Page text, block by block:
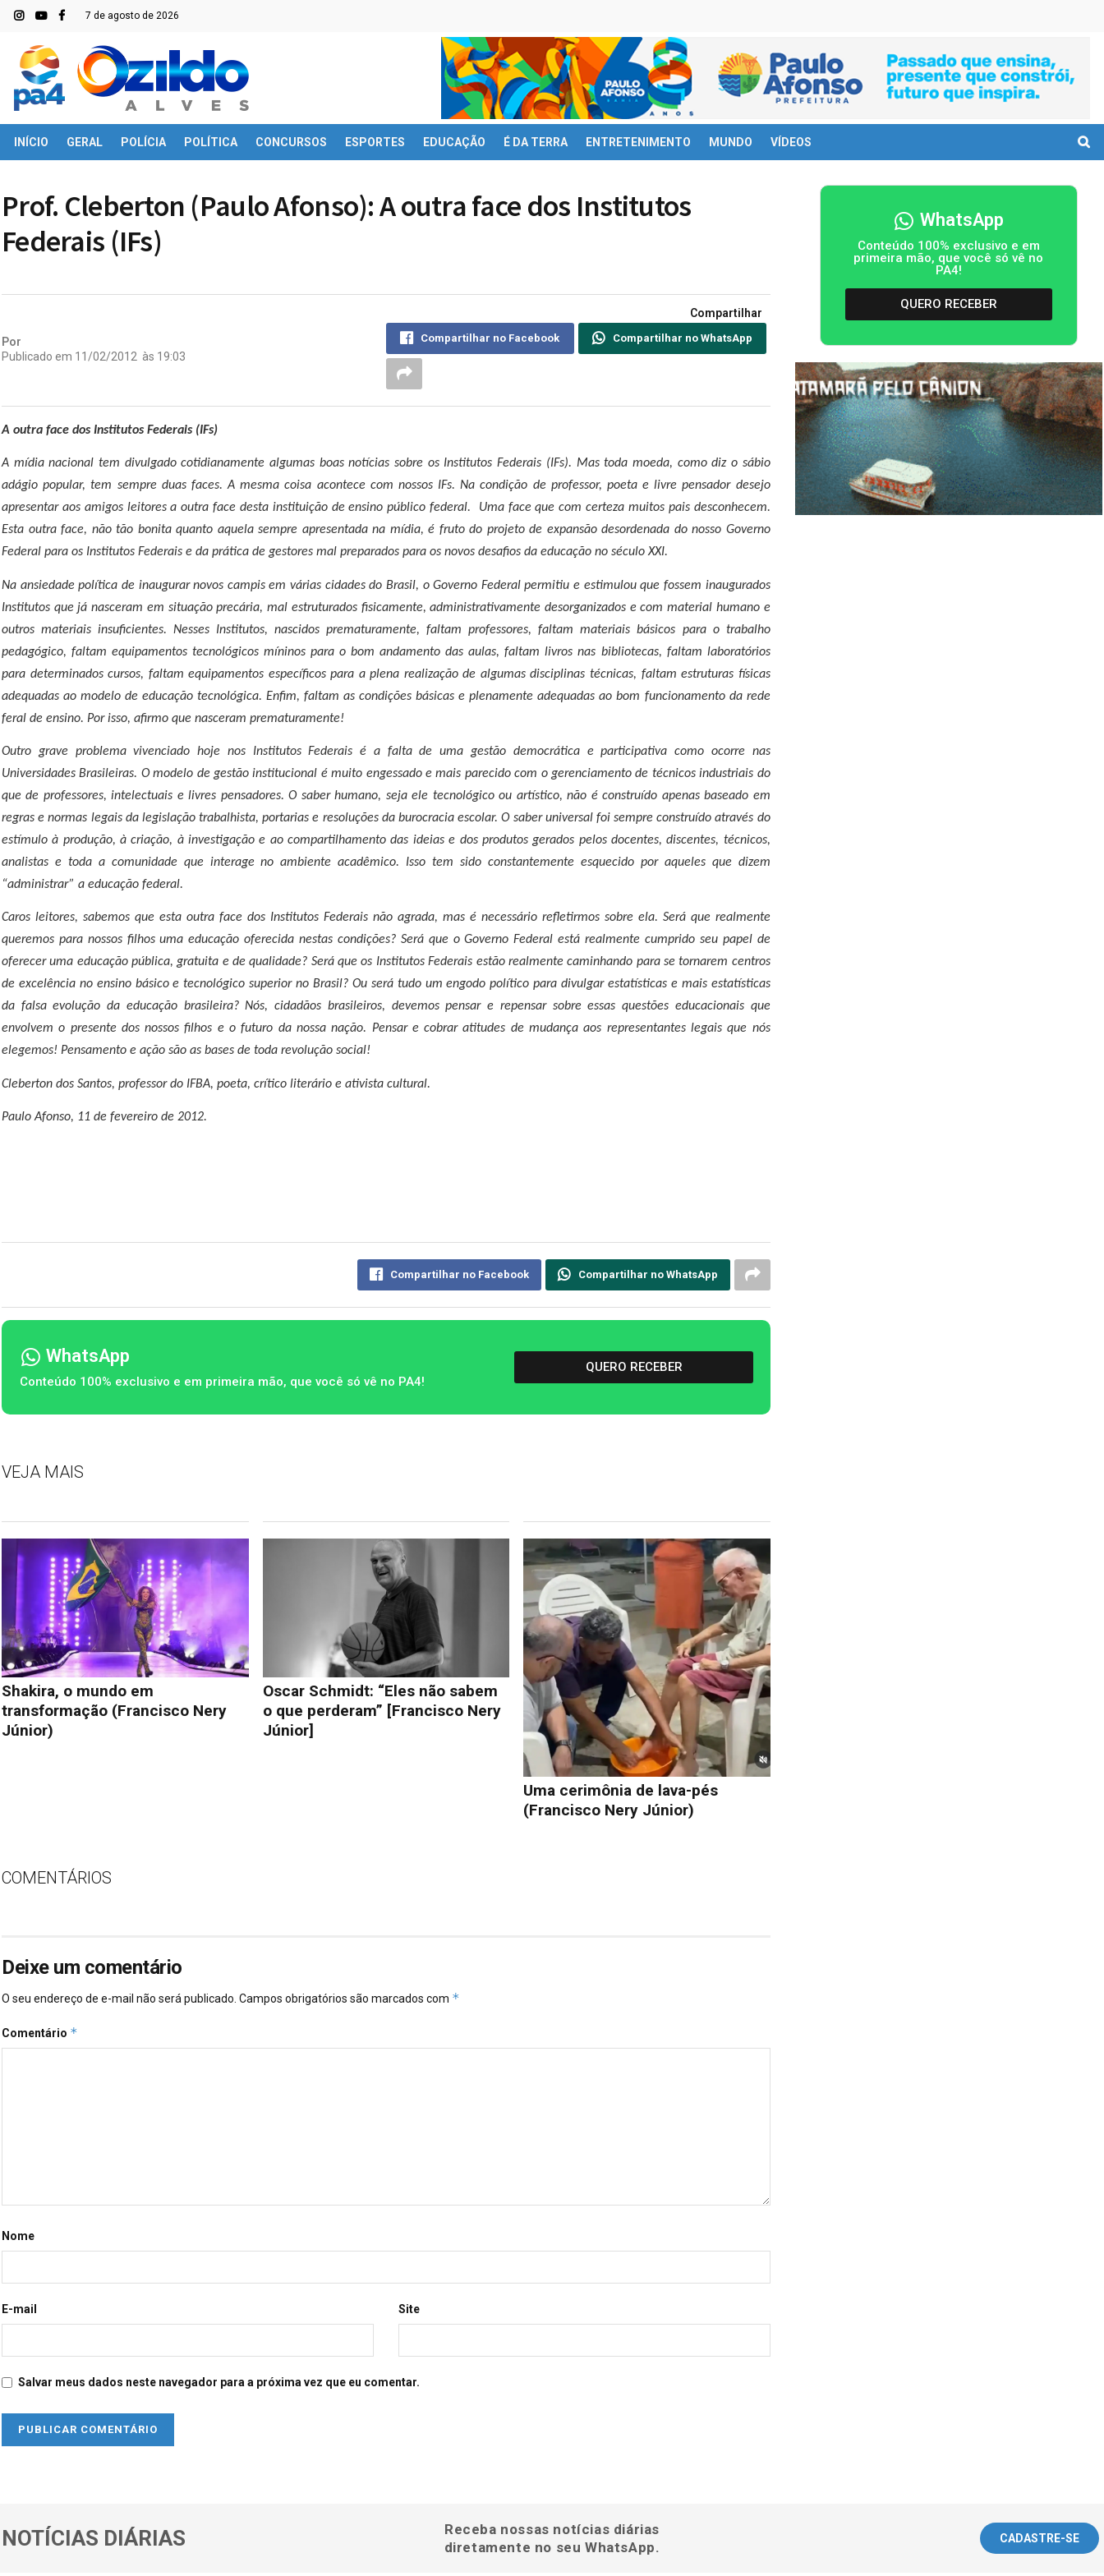
7 de agosto de 2026
INÍCIO GERAL POLÍCIA POLÍTICA CONCURSOS ESPORTES EDUCAÇÃO É DA TERRA ENTRETENIMENTO MUNDO VÍDEOS
Prof. Cleberton (Paulo Afonso): A outra face dos Institutos
Federais (IFs)
Por
Publicado em 11/02/2012 às 19:03
Compartilhar
Compartilhar no Facebook Compartilhar no WhatsApp
A outra face dos Institutos Federais (IFs)
A mídia nacional tem divulgado cotidianamente algumas boas notícias sobre os Institutos Federais (IFs). Mas toda moeda, como diz o sábio
adágio popular, tem sempre duas faces. A mesma coisa acontece com nossos IFs. Na condição de professor, poeta e livre pensador desejo
apresentar aos amigos leitores a outra face desta instituição de ensino público federal.
Uma face que com certeza muitos pais desconhecem.
Esta outra face, não tão bonita quanto aquela sempre apresentada na mídia, é fruto do projeto de expansão desordenada do nosso Governo
Federal para os Institutos Federais e da prática de gestores mal preparados para os novos desafios da educação no século XXI.
Na ansiedade política de inaugurar novos campis em várias cidades do Brasil, o Governo Federal permitiu e estimulou que fossem inaugurados
Institutos que já nasceram em situação precária, mal estruturados fisicamente, administrativamente desorganizados e com material humano e
outros materiais insuficientes. Nesses Institutos, nascidos prematuramente, faltam professores, faltam materiais básicos para o trabalho
pedagógico, faltam equipamentos tecnológicos míninos para o bom andamento das aulas, faltam livros nas bibliotecas, faltam laboratórios
para determinados cursos, faltam equipamentos específicos para a plena realização de algumas disciplinas técnicas, faltam estruturas físicas
adequadas ao modelo de educação tecnológica. Enfim, faltam as condições básicas e plenamente adequadas ao bom funcionamento da rede
feral de ensino. Por isso, afirmo que nasceram prematuramente!
Outro grave problema vivenciado hoje nos Institutos Federais é a falta de uma gestão democrática e participativa como ocorre nas
Universidades Brasileiras. O modelo de gestão institucional é muito engessado e mais parecido com o gerenciamento de técnicos industriais do
que de professores, intelectuais e livres pensadores. O saber humano, seja ele tecnológico ou artístico, não é construído apenas baseado em
regras e normas legais da legislação trabalhista, portarias e resoluções da burocracia escolar. O saber universal foi sempre construído através do
estímulo à produção, à criação, à investigação e ao compartilhamento das ideias e dos produtos gerados pelos docentes, discentes, técnicos,
analistas e toda a comunidade que interage no ambiente acadêmico. Isso tem sido constantemente esquecido por aqueles que dizem
“administrar” a educação federal.
Caros leitores, sabemos que esta outra face dos Institutos Federais não agrada, mas é necessário refletirmos sobre ela. Será que realmente
queremos para nossos filhos uma educação oferecida nestas condições? Será que o Governo Federal está realmente cumprido seu papel de
oferecer uma educação pública, gratuita e de qualidade? Será que os Institutos Federais estão realmente caminhando para se tornarem centros
de excelência no ensino básico e tecnológico superior no Brasil? Ou será tudo um engodo político para divulgar estatísticas e mais estatísticas
da falsa evolução da educação brasileira? Nós, cidadãos brasileiros, devemos pensar e repensar sobre essas questões educacionais que
envolvem o presente dos nossos filhos e o futuro da nossa nação. Pensar e cobrar atitudes de mudança aos representantes legais que nós
elegemos! Pensamento e ação são as bases de toda revolução social!
Cleberton dos Santos, professor do IFBA, poeta, crítico literário e ativista cultural.
Paulo Afonso, 11 de fevereiro de 2012.
Compartilhar no Facebook Compartilhar no WhatsApp
WhatsApp
Conteúdo 100% exclusivo e em primeira mão, que você só vê no PA4!
QUERO RECEBER
VEJA MAIS
Shakira, o mundo em
transformação (Francisco Nery
Júnior)
Oscar Schmidt: “Eles não sabem
o que perderam” [Francisco Nery
Júnior]
Uma cerimônia de lava-pés
(Francisco Nery Júnior)
COMENTÁRIOS
Deixe um comentário
O seu endereço de e-mail não será publicado. Campos obrigatórios são marcados com *
Comentário *
Nome
E-mail Site
Salvar meus dados neste navegador para a próxima vez que eu comentar.
WhatsApp
Conteúdo 100% exclusivo e em
primeira mão, que você só vê no
PA4!
QUERO RECEBER
NOTÍCIAS DIÁRIAS
Receba nossas notícias diárias
diretamente no seu WhatsApp.
CADASTRE-SE